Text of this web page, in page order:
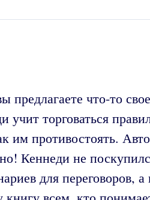
что-то
торговаться
им противостоять.
Кеннеди не
для переговоров,